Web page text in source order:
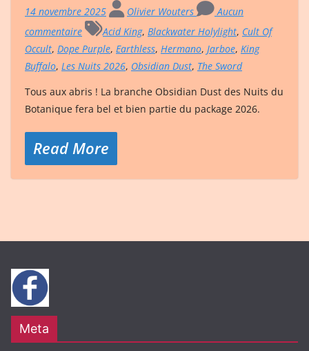
14 novembre 2025
Olivier Wouters
Aucun
commentaire
Acid King, Blackwater Holylight, Cult Of
Occult, Dope Purple, Earthless, Hermano, Jarboe, King
Buffalo, Les Nuits 2026, Obsidian Dust, The Sword
Tous aux abris ! La branche Obsidian Dust des Nuits du
Botanique fera bel et bien partie du package 2026.
Read More
Meta